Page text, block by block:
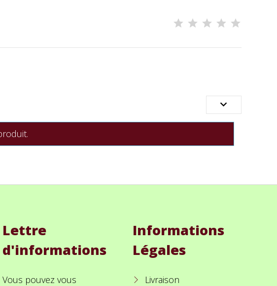

Lettre
d'informations
Vous pouvez vous
Informations
Légales
Livraison